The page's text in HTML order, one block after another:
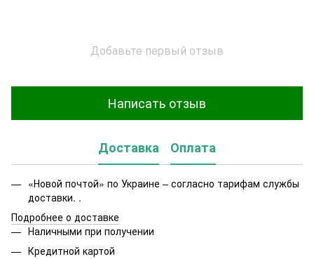
Добавьте первый отзыв
Написать отзыв
Доставка Оплата
«Новой почтой» по Украине – согласно тарифам службы
доставки. .
Подробнее о доставке
Наличными при получении
Кредитной картой